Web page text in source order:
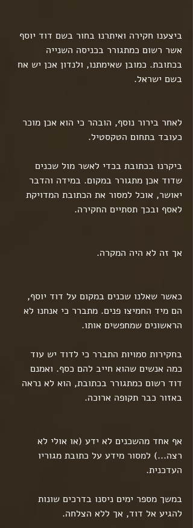
ביצענו חקירה ואיתרנו בחור בשם דוד יוסף
אשר רשום כמתגורר בכניסה השנייה
בכתובת. כמובן שאימתנו, ולנדון אכן יש אח
בשם ישראל.
לאחר בירור נוסף, הובהר כי הוא אכן מוכר
כעובד בתחום הטקסטיל.
ביקרנו בכתובת בכדי לאשר מול שכנים
שדוד אכן מתגורר במקום. במידה והדבר
יאושר, אוכל למסור את הכתובת המדויקת
לאסף ובכך תסתיים החקירה.
אך זה לא היה המקרה.
כאשר שאלנו שכנים במקום על דוד יוסף,
הם מיד החמיצו פנים. מתברר כי אנחנו לא
הראשונים שמחפשים אותו.
בחקירות סמויות התברר כי לדוד יש עוד
כמה אנשים שהוא חייב להם כסף. ואמנם
דוד רשום כמתגורר בכתובת, הוא לא נראה
באזור כבר תקופה ארוכה.
אף אחד מהשכנים לא ידע (או אולי לא
רצה...) למסור מידע על כתובת מגוריו
העדכנית.
במשך מספר ימים ניסנו בדרכים שונות
להגיע אל דוד, אך ללא הצלחה.